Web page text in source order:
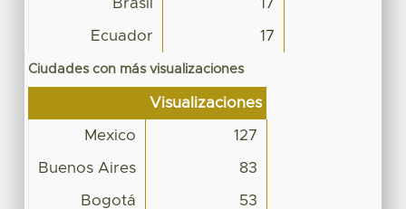
Brasil 17
Ecuador 17
Ciudades con más visualizaciones
Visualizaciones
Mexico 127
Buenos Aires 83
Bogotá 53